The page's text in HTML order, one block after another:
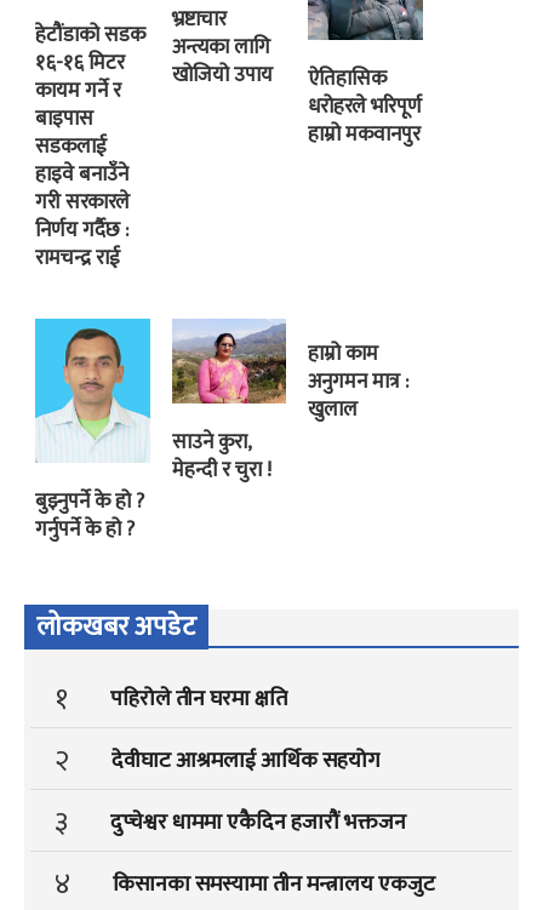
हेटौंडाको सडक
१६-१६ मिटर
कायम गर्ने र
बाइपास
सडकलाई
हाइवे बनाउँने
गरी सरकारले
निर्णय गर्दैछ :
रामचन्द्र राई
भ्रष्टाचार
अन्त्यका लागि
खोजियो उपाय
ऐतिहासिक
धरोहरले भरिपूर्ण
हाम्रो मकवानपुर
बुझ्नुपर्ने के हो ?
गर्नुपर्ने के हो ?
साउने कुरा,
मेहन्दी र चुरा !
हाम्रो काम
अनुगमन मात्र :
खुलाल
लोकखबर अपडेट
१ पहिरोले तीन घरमा क्षति
२ देवीघाट आश्रमलाई आर्थिक सहयोग
३ दुप्चेश्वर धाममा एकैदिन हजारौं भक्तजन
४ किसानका समस्यामा तीन मन्त्रालय एकजुट